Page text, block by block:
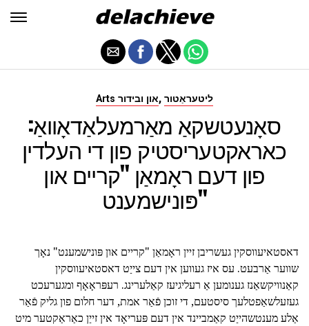
Arts און ובידור, ליטעראַטור
סאָנעטשקאַ מאַרמעלאַדאָוואַ:
כאראקטעריסטיק פון די העלדין
פון דעם ראָמאַן "קריים און
פּונישמענט"
דאסטאיעווסקין געשריבן זיין ראָמאַן "קריים און פּונישמענט" נאָך
שווער אַרבעט. עס איז געווען אין דעם צייַט דאסטאיעווסקין
קאַנוויקשאַנז גענומען אַ רעליגיעז קאַלערינג. רעפּראָאָף ומגערעכט
געזעלשאַפטלעך סיסטעם, די זוכן פֿאַר אמת, דער חלום פון גליק פֿאַר
אַלע מענטשהייַט קאַמביינד אין דעם פּעריאָד אין זייַן כאַראַקטער מיט